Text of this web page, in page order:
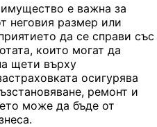
е важна за
неговия размер или
да се справи със
които могат да
щети върху
осигурява
ремонт и
може да бъде от